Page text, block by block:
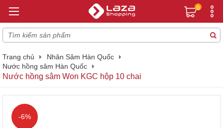
0
Trang chủ
Nhân Sâm Hàn Quốc
Nước hồng sâm Hàn Quốc
Nước hồng sâm Won KGC hộp 10 chai
-6%